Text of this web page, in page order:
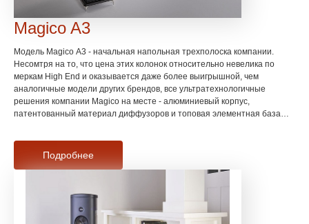
Magico A3
Модель Magico A3 - начальная напольная трехполоска компании.
Несомтря на то, что цена этих колонок относительно невелика по
меркам High End и оказывается даже более выигрышной, чем
аналогичные модели других брендов, все ультратехнологичные
решения компании Magico на месте - алюминиевый корпус,
патентованный материал диффузоров и топовая элементная база
системы, но не пытайтесь сэкономить на усилении - Magico этого не
прощают.Подробнее